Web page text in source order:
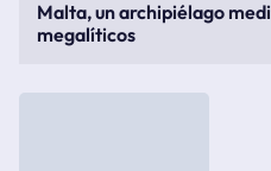
Malta, un archipiélago
megalíticos